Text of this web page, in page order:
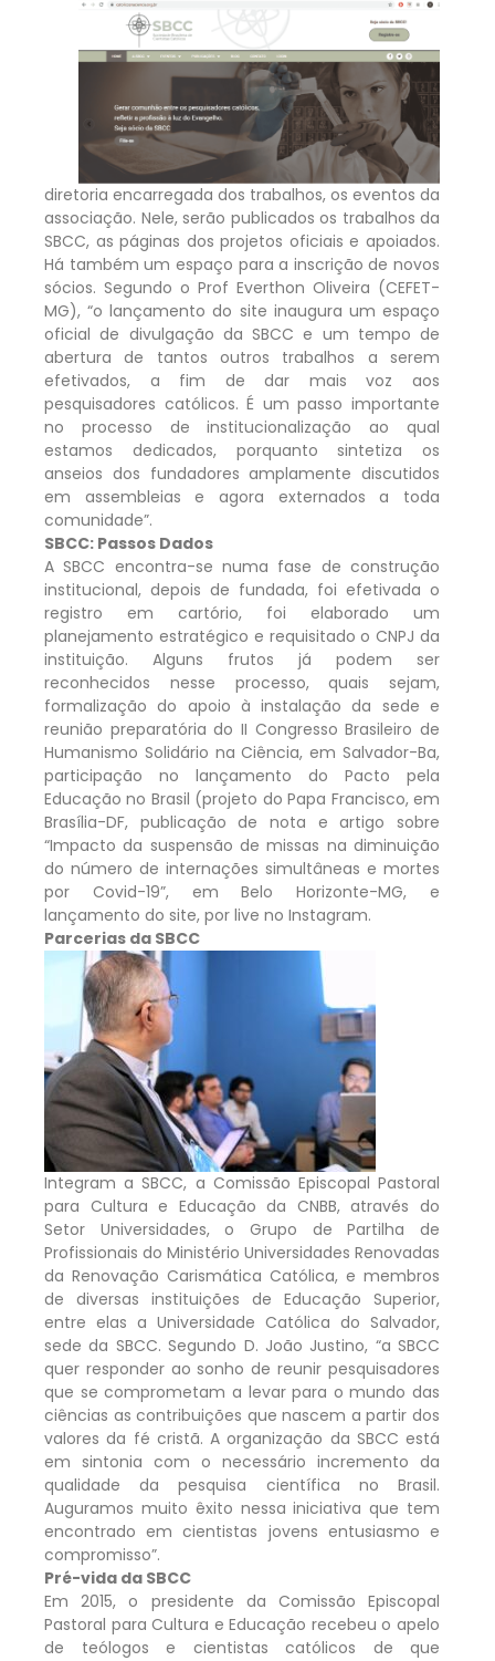
diretoria encarregada dos trabalhos, os eventos da
associação. Nele, serão publicados os trabalhos da
SBCC, as páginas dos projetos oficiais e apoiados.
Há também um espaço para a inscrição de novos
sócios. Segundo o Prof Everthon Oliveira (CEFET-
MG), “o lançamento do site inaugura um espaço
oficial de divulgação da SBCC e um tempo de
abertura de tantos outros trabalhos a serem
efetivados, a fim de dar mais voz aos
pesquisadores católicos. É um passo importante
no processo de institucionalização ao qual
estamos dedicados, porquanto sintetiza os
anseios dos fundadores amplamente discutidos
em assembleias e agora externados a toda
comunidade”.
SBCC: Passos Dados
A SBCC encontra-se numa fase de construção
institucional, depois de fundada, foi efetivada o
registro em cartório, foi elaborado um
planejamento estratégico e requisitado o CNPJ da
instituição. Alguns frutos já podem ser
reconhecidos nesse processo, quais sejam,
formalização do apoio à instalação da sede e
reunião preparatória do II Congresso Brasileiro de
Humanismo Solidário na Ciência, em Salvador-Ba,
participação no lançamento do Pacto pela
Educação no Brasil (projeto do Papa Francisco, em
Brasília-DF, publicação de nota e artigo sobre
“Impacto da suspensão de missas na diminuição
do número de internações simultâneas e mortes
por Covid-19”, em Belo Horizonte-MG, e
lançamento do site, por live no Instagram.
Parcerias da SBCC
Integram a SBCC, a Comissão Episcopal Pastoral
para Cultura e Educação da CNBB, através do
Setor Universidades, o Grupo de Partilha de
Profissionais do Ministério Universidades Renovadas
da Renovação Carismática Católica, e membros
de diversas instituições de Educação Superior,
entre elas a Universidade Católica do Salvador,
sede da SBCC. Segundo D. João Justino, “a SBCC
quer responder ao sonho de reunir pesquisadores
que se comprometam a levar para o mundo das
ciências as contribuições que nascem a partir dos
valores da fé cristã. A organização da SBCC está
em sintonia com o necessário incremento da
qualidade da pesquisa científica no Brasil.
Auguramos muito êxito nessa iniciativa que tem
encontrado em cientistas jovens entusiasmo e
compromisso”.
Pré-vida da SBCC
Em 2015, o presidente da Comissão Episcopal
Pastoral para Cultura e Educação recebeu o apelo
de teólogos e cientistas católicos de que